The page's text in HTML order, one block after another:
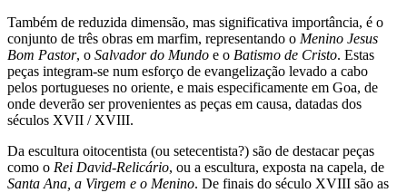
Também de reduzida dimensão, mas significativa importância, é o
conjunto de três obras em marfim, representando o Menino Jesus
Bom Pastor, o Salvador do Mundo e o Batismo de Cristo. Estas
peças integram-se num esforço de evangelização levado a cabo
pelos portugueses no oriente, e mais especificamente em Goa, de
onde deverão ser provenientes as peças em causa, datadas dos
séculos XVII / XVIII.
Da escultura oitocentista (ou setecentista?) são de destacar peças
como o Rei David-Relicário, ou a escultura, exposta na capela, de
Santa Ana, a Virgem e o Menino. De finais do século XVIII são as